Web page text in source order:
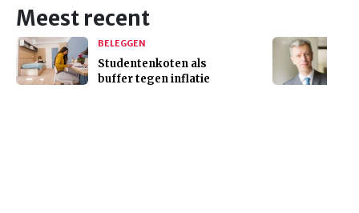
Meest recent
BELEGGEN
Studentenkoten als
buffer tegen inflatie